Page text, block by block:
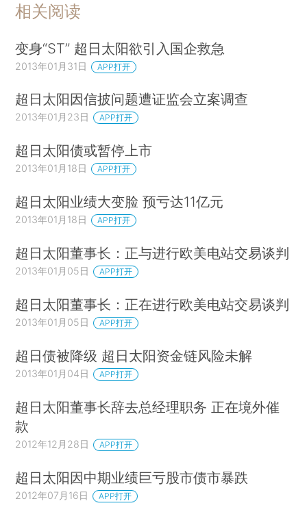
相关阅读
变身“ST” 超日太阳欲引入国企救急
2013年01月31日 APP打开
超日太阳因信披问题遭证监会立案调查
2013年01月23日 APP打开
超日太阳债或暂停上市
2013年01月18日 APP打开
超日太阳业绩大变脸 预亏达11亿元
2013年01月18日 APP打开
超日太阳董事长：正与进行欧美电站交易谈判
2013年01月05日 APP打开
超日太阳董事长：正在进行欧美电站交易谈判
2013年01月05日 APP打开
超日债被降级 超日太阳资金链风险未解
2013年01月04日 APP打开
超日太阳董事长辞去总经理职务 正在境外催
款
2012年12月28日 APP打开
超日太阳因中期业绩巨亏股市债市暴跌
2012年07月16日 APP打开